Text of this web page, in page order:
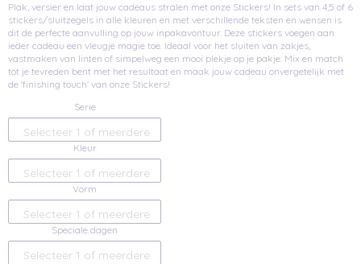
Plak, versier en laat jouw cadeaus stralen met onze Stickers! In sets van 4,5 of 6
stickers/sluitzegels in alle kleuren en met verschillende teksten en wensen is
dit de perfecte aanvulling op jouw inpakavontuur. Deze stickers voegen aan
ieder cadeau een vleugje magie toe. Ideaal voor het sluiten van zakjes,
vastmaken van linten of simpelweg een mooi plekje op je pakje. Mix en match
tot je tevreden bent met het resultaat en maak jouw cadeau onvergetelijk met
de 'finishing touch' van onze Stickers!
Serie
Selecteer 1 of meerdere
opties
Kleur
Selecteer 1 of meerdere
opties
Vorm
Selecteer 1 of meerdere
opties
Speciale dagen
Selecteer 1 of meerdere